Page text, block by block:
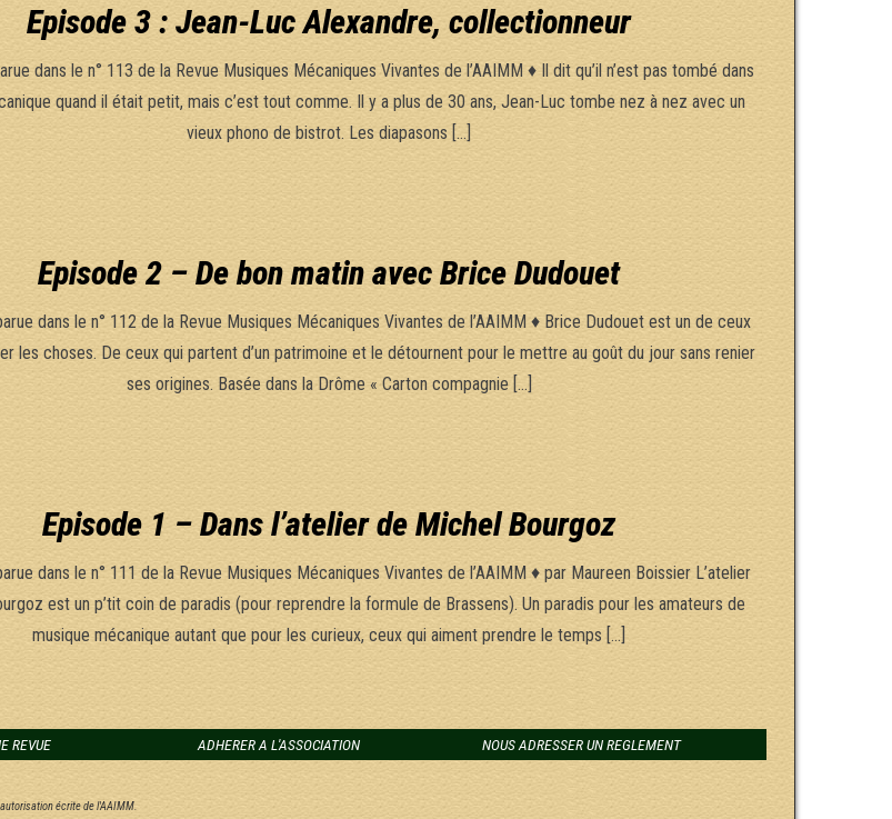
Episode 3 : Jean-Luc Alexandre, collectionneur
dans le n° 113 de la Revue Musiques Mécaniques Vivantes de l’AAIMM ♦ Il dit qu’il n’est pas tombé dans
quand il était petit, mais c’est tout comme. Il y a plus de 30 ans, Jean-Luc tombe nez à nez avec un
vieux phono de bistrot. Les diapasons […]
Episode 2 – De bon matin avec Brice Dudouet
dans le n° 112 de la Revue Musiques Mécaniques Vivantes de l’AAIMM ♦ Brice Dudouet est un de ceux
les choses. De ceux qui partent d’un patrimoine et le détournent pour le mettre au goût du jour sans renier
ses origines. Basée dans la Drôme « Carton compagnie […]
Episode 1 – Dans l’atelier de Michel Bourgoz
dans le n° 111 de la Revue Musiques Mécaniques Vivantes de l’AAIMM ♦ par Maureen Boissier L’atelier
est un p’tit coin de paradis (pour reprendre la formule de Brassens). Un paradis pour les amateurs de
musique mécanique autant que pour les curieux, ceux qui aiment prendre le temps […]
REVUE ADHERER A L'ASSOCIATION NOUS ADRESSER UN REGLEMENT
écrite de l'AAIMM.